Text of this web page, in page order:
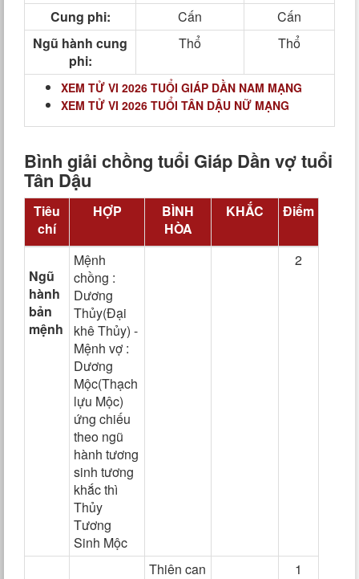
Cung phi:
Cấn
Cấn
Ngũ hành cung
phi:
Thổ Thổ
XEM TỬ VI 2026 TUỔI GIÁP DẦN NAM MẠNG
XEM TỬ VI 2026 TUỔI TÂN DẬU NỮ MẠNG
Bình giải chồng tuổi Giáp Dần vợ tuổi
Tân Dậu
Tiêu
chí
HỢP
BÌNH
HÒA
KHẮC Điểm
Ngũ
hành
bản
mệnh
Mệnh
chồng :
Dương
Thủy(Đại
khê Thủy) -
Mệnh vợ :
Dương
Mộc(Thạch
lựu Mộc)
ứng chiếu
theo ngũ
hành tương
sinh tương
khắc thì
Thủy
Tương
Sinh Mộc
2
Thiên can
1